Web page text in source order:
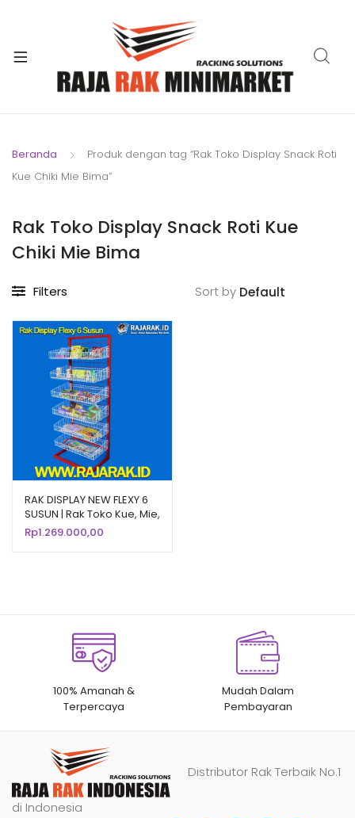
Beranda
Produk dengan tag “Rak Toko Display Snack Roti
Kue Chiki Mie Bima”
Rak Toko Display Snack Roti Kue
Chiki Mie Bima
Filters Sort by
RAK DISPLAY NEW FLEXY 6
SUSUN | Rak Toko Kue, Mie,
Roti, Snack, Chiki | R-06
Rp1.269.000,00
100% Amanah &
Terpercaya
Mudah Dalam
Pembayaran
Distributor Rak Terbaik No.1
di Indonesia